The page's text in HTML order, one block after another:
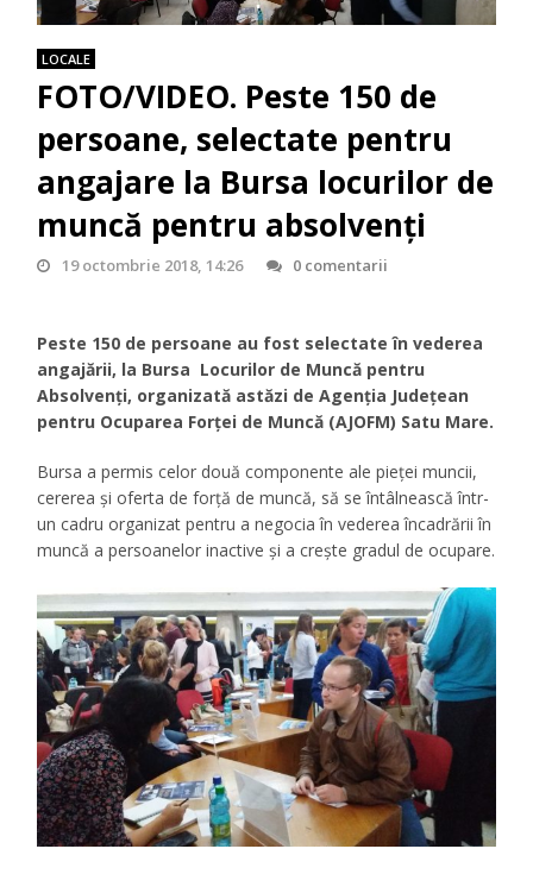
LOCALE
FOTO/VIDEO. Peste 150 de
persoane, selectate pentru
angajare la Bursa locurilor de
muncă pentru absolvenți
19 octombrie 2018, 14:26 0 comentarii
Peste 150 de persoane au fost selectate în vederea
angajării, la Bursa Locurilor de Muncă pentru
Absolvenți, organizată astăzi de Agenția Județean
pentru Ocuparea Forței de Muncă (AJOFM) Satu Mare.
Bursa a permis celor două componente ale pieței muncii,
cererea și oferta de forță de muncă, să se întâlnească într-
un cadru organizat pentru a negocia în vederea încadrării în
muncă a persoanelor inactive și a crește gradul de ocupare.